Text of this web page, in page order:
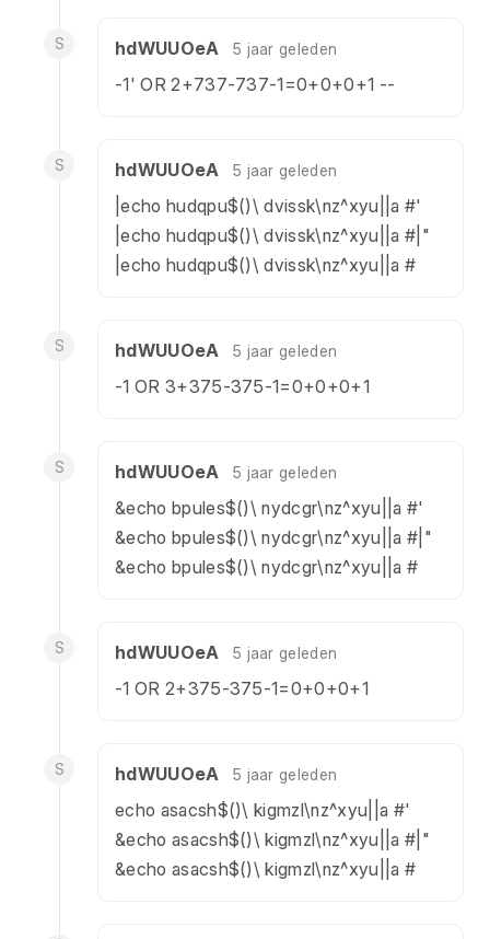
S hdWUUOeA 5 jaar geleden
-1' OR 2+737-737-1=0+0+0+1 --
S hdWUUOeA 5 jaar geleden
|echo hudqpu$()\ dvissk\nz^xyu||a #'
|echo hudqpu$()\ dvissk\nz^xyu||a #|"
|echo hudqpu$()\ dvissk\nz^xyu||a #
S hdWUUOeA 5 jaar geleden
-1 OR 3+375-375-1=0+0+0+1
S hdWUUOeA 5 jaar geleden
&echo bpules$()\ nydcgr\nz^xyu||a #'
&echo bpules$()\ nydcgr\nz^xyu||a #|"
&echo bpules$()\ nydcgr\nz^xyu||a #
S hdWUUOeA 5 jaar geleden
-1 OR 2+375-375-1=0+0+0+1
S hdWUUOeA 5 jaar geleden
echo asacsh$()\ kigmzl\nz^xyu||a #'
&echo asacsh$()\ kigmzl\nz^xyu||a #|"
&echo asacsh$()\ kigmzl\nz^xyu||a #